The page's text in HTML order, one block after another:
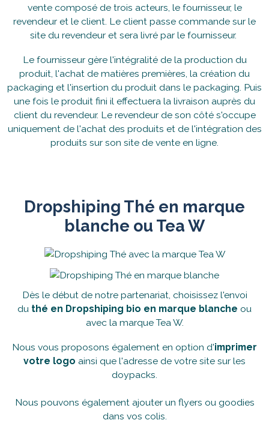
vente composé de trois acteurs, le fournisseur, le
revendeur et le client. Le client passe commande sur le
site du revendeur et sera livré par le fournisseur.
Le fournisseur gère l'intégralité de la production du
produit, l'achat de matières premières, la création du
packaging et l'insertion du produit dans le packaging. Puis
une fois le produit fini il effectuera la livraison auprès du
client du revendeur. Le revendeur de son côté s'occupe
uniquement de l'achat des produits et de l'intégration des
produits sur son site de vente en ligne.
Dropshiping Thé en marque
blanche ou Tea W
Dès le début de notre partenariat, choisissez l'envoi
du thé en Dropshiping bio en marque blanche ou
avec la marque Tea W.
Nous vous proposons également en option d'imprimer
votre logo ainsi que l'adresse de votre site sur les
doypacks.
Nous pouvons également ajouter un flyers ou goodies
dans vos colis.